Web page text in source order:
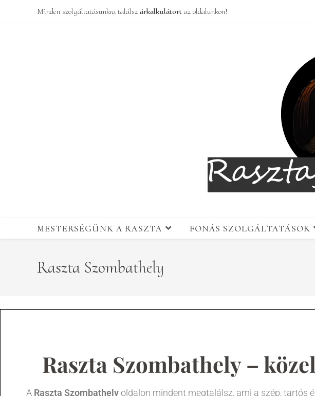
Minden szolgáltatásunkra találsz árkalkulátort az oldalunkon!
MESTERSÉGÜNK A RASZTA FONÁS SZOLGÁLTATÁSOK
Raszta Szombathely
Raszta Szombathely –
A Raszta Szombathelyoldalon mindent megtalálsz, ami a szép, tartós